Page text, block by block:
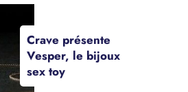
Crave présente
Vesper, le bijoux
sex toy